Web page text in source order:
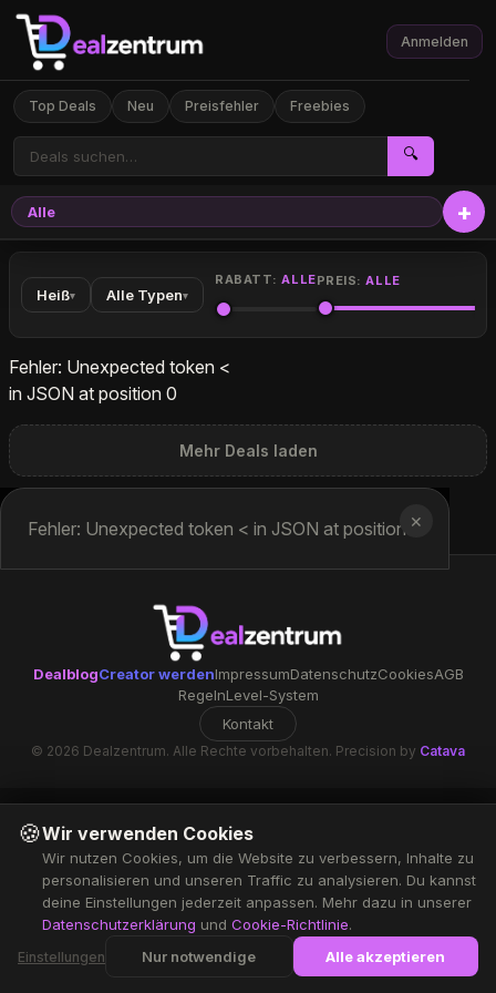
Top Deals Neu Preisfehler Freebies
🔍
Anmelden
Alle
Heiß▾ Alle Typen▾
RABATT:ALLEPREIS:ALLE
Fehler: Unexpected token <
in JSON at position 0
Mehr Deals laden
✕
Fehler: Unexpected token < in JSON at position 0
DealblogCreator werdenImpressumDatenschutzCookiesAGB
RegelnLevel-System
Kontakt
© 2026 Dealzentrum. Alle Rechte vorbehalten. Precision by Catava
🍪Wir verwenden Cookies
Wir nutzen Cookies, um die Website zu verbessern, Inhalte zu
personalisieren und unseren Traffic zu analysieren. Du kannst
deine Einstellungen jederzeit anpassen. Mehr dazu in unserer
Datenschutzerklärung und Cookie-Richtlinie.
Einstellungen Nur notwendige Alle akzeptieren